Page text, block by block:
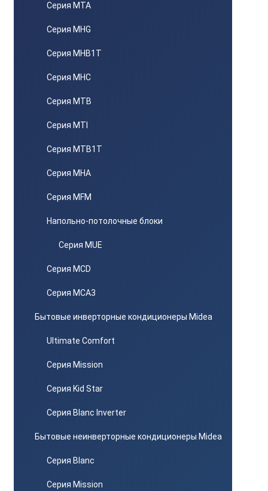
Серия MTA
Серия MHG
Серия MHB1T
Серия MHC
Серия MTB
Серия MTI
Серия MTB1T
Серия MHA
Серия MFM
Напольно-потолочные блоки
Серия MUE
Серия MCD
Серия MCA3
Бытовые инверторные кондиционеры Midea
Ultimate Comfort
Серия Mission
Серия Kid Star
Серия Blanc Inverter
Бытовые неинверторные кондиционеры Midea
Серия Blanc
Серия Mission